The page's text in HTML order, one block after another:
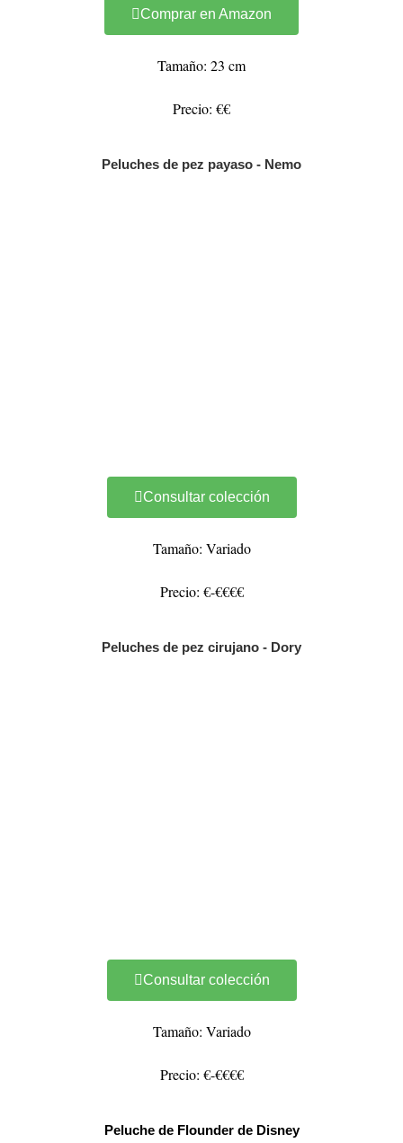
Comprar en Amazon
Tamaño: 23 cm
Precio: €€
Peluches de pez payaso - Nemo
Consultar colección
Tamaño: Variado
Precio: €-€€€€
Peluches de pez cirujano - Dory
Consultar colección
Tamaño: Variado
Precio: €-€€€€
Peluche de Flounder de Disney